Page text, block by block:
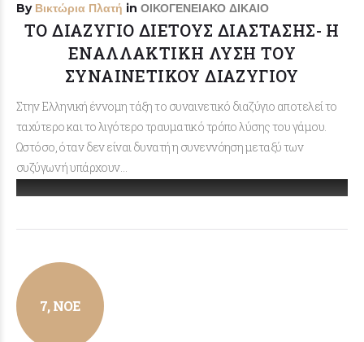
By Βικτώρια Πλατή in ΟΙΚΟΓΕΝΕΙΑΚΟ ΔΙΚΑΙΟ
ΤΟ ΔΙΑΖΥΓΙΟ ΔΙΕΤΟΥΣ ΔΙΑΣΤΑΣΗΣ- Η
ΕΝΑΛΛΑΚΤΙΚΗ ΛΥΣΗ ΤΟΥ
ΣΥΝΑΙΝΕΤΙΚΟΥ ΔΙΑΖΥΓΙΟΥ
Στην Ελληνική έννομη τάξη το συναινετικό διαζύγιο αποτελεί το
ταχύτερο και το λιγότερο τραυματικό τρόπο λύσης του γάμου.
Ωστόσο, όταν δεν είναι δυνατή η συνεννόηση μεταξύ των
συζύγων ή υπάρχουν…
7, ΝΟΈ